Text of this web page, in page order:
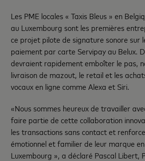
Les PME locales « Taxis Bleus » en
au Luxembourg sont les premières
ce projet pilote de signature sonore sur
paiement par carte Servipay au Belux.
devraient rapidement emboîter le pas,
livraison de mazout, le retail et les
vocaux en ligne comme Alexa et Siri.
«Nous sommes heureux de travailler
faire partie de cette collaboration
les transactions sans contact et
émotionnel et familier de leur marque
Luxembourg », a déclaré Pascal Libert,